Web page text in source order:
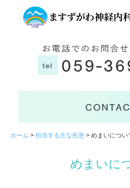
神経内科とは
クリニックについて
ホーム 担当する主な疾患 めまいについ
めまいに